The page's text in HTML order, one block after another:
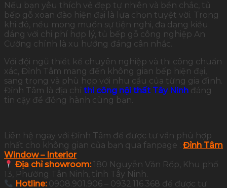
Nếu bạn yêu thích vẻ đẹp tự nhiên và bền chắc, tủ
bếp gỗ xoan đào hiện đại là lựa chọn tuyệt vời. Trong
khi đó, nếu mong muốn sự tiện nghi, đa dạng kiểu
dáng với chi phí hợp lý, tủ bếp gỗ công nghiệp An
Cường chính là xu hướng đáng cân nhắc.
Với đội ngũ thiết kế chuyên nghiệp và thi công chuẩn
xác, Đỉnh Tâm mang đến không gian bếp hiện đại,
sang trọng và phù hợp với nhu cầu của từng gia đình.
Đỉnh Tâm là địa chỉ thi công nội thất Tây Ninh đáng
tin cậy để đồng hành cùng bạn.
Liên hệ ngay với Đỉnh Tâm để được tư vấn phù hợp
nhất cho không gian của bạn qua fanpage : Đỉnh Tâm
Window – Interior
Địa chỉ showroom:180 Nguyễn Văn Rốp, Khu phố
13, Phường Tân Ninh, tỉnh Tây Ninh.
Hotline: 0908.901.906 – 0932.116.368 để được tư